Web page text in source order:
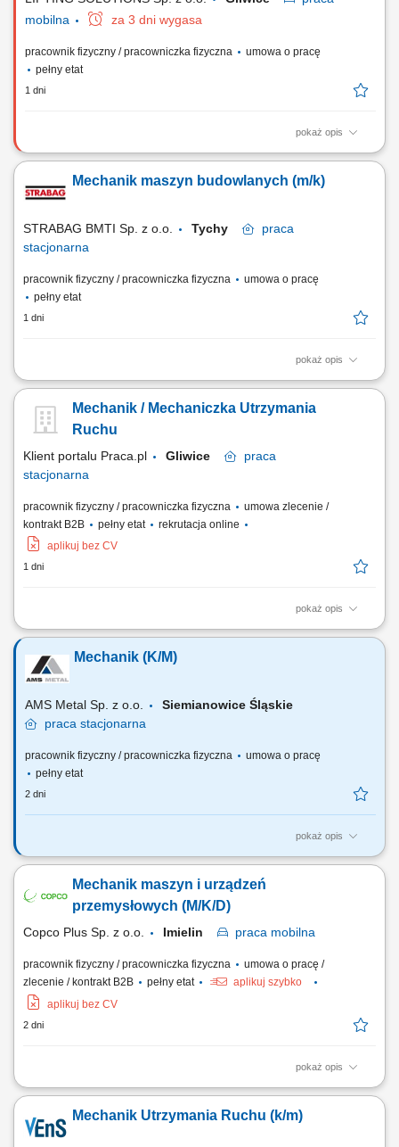
mobilna
za 3 dni wygasa
pracownik fizyczny / pracowniczka fizyczna
umowa o pracę
pełny etat
1 dni
pokaż opis
Zadania Mechaniczny montaż urządzeń, maszyn oraz stanowisk
poszczególnych zespołów mechanicznych w kompletne systemy
produkcyjne; Bieżące diagnozowanie i samodzielne rozwiązywanie
Mechanik maszyn budowlanych (m/k)
STRABAG BMTI Sp. z o.o. Tychy
praca
stacjonarna
pracownik fizyczny / pracowniczka fizyczna
umowa o pracę
pełny etat
1 dni
pokaż opis
Twoja rola w STRABAG diagnostyka usterek; naprawa i konserwacja;
stanu technicznego maszyn; przygotowanie listy części; Co jest dla nas
ważne wykształcenie techniczne min zawodowe, preferowane w
Mechanik / Mechaniczka Utrzymania
Ruchu
Klient portalu Praca.pl Gliwice
praca
stacjonarna
pracownik fizyczny / pracowniczka fizyczna
umowa zlecenie /
kontrakt B2B
pełny etat
rekrutacja online
aplikuj bez CV
1 dni
pokaż opis
Utrzymanie ciągłości pracy maszyn produkcyjnych poprzez diagnostykę
konserwacji urządzeń. Kontrola poprawności działania instalacji i
infrastruktury technicznej zakładu. Analiza przyczyn awarii oraz
Mechanik (K/M)
AMS Metal Sp. z o.o.
Siemianowice Śląskie
praca stacjonarna
pracownik fizyczny / pracowniczka fizyczna
umowa o pracę
pełny etat
2 dni
pokaż opis
Twój zakres obowiązków: rozpoznanie i usuwanie awarii urządzeń
maszyn i urządzeń wykonywanie przeglądów okresowych i konserwacji
zapobieganie awariom poprzez działania prewencyjne sporządzanie
Mechanik maszyn i urządzeń
przemysłowych (M/K/D)
Copco Plus Sp. z o.o. Imielin praca mobilna
pracownik fizyczny / pracowniczka fizyczna
umowa o pracę /
zlecenie / kontrakt B2B
pełny etat
aplikuj szybko
aplikuj bez CV
2 dni
pokaż opis
Zadania Utrzymanie ciągłości pracy linii produkcyjnych poprzez
remontów oraz dbanie o optymalny stan techniczny urządzeń.
Współdziałanie z innymi działami w celu usprawniania procesów
Mechanik Utrzymania Ruchu (k/m)